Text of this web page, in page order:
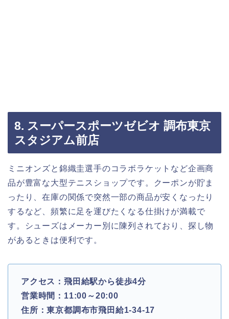
8. スーパースポーツゼビオ 調布東京
スタジアム前店
ミニオンズと錦織圭選手のコラボラケットなど企画商
品が豊富な大型テニスショップです。クーポンが貯ま
ったり、在庫の関係で突然一部の商品が安くなったり
するなど、頻繁に足を運びたくなる仕掛けが満載で
す。シューズはメーカー別に陳列されており、探し物
があるときは便利です。
アクセス：飛田給駅から徒歩4分
営業時間：11:00～20:00
住所：東京都調布市飛田給1-34-17